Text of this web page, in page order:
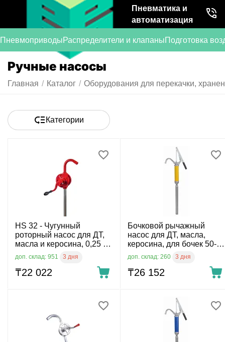
Пневматика и
автоматизация
ПневмоприводыРаспределители и клапаныПодготовка
Ручные насосы
Главная / Каталог / Оборудования для перекачки,
Категории
HS 32 - Чугунный
роторный насос для ДТ,
масла и керосина, 0,25 л/
доп. склад: 951 3 дня
₸22 022
Бочковой рычажный
насос для ДТ, масла,
керосина, для бочек 50-
205 л, 0,3 л/ход (желтый)
доп. склад: 260 3 дня
₸26 152